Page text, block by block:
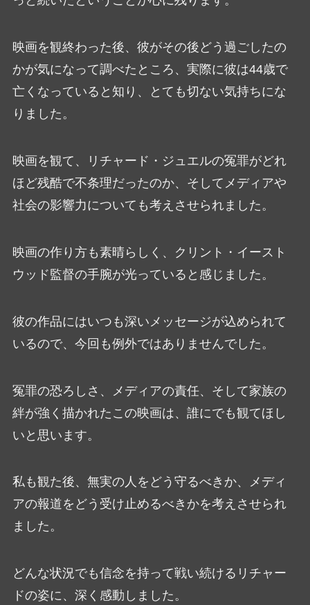
映画を観終わった後、彼がその後どう過ごしたの
かが気になって調べたところ、実際に彼は44歳で
亡くなっていると知り、とても切ない気持ちにな
りました。
映画を観て、リチャード・ジュエルの冤罪がどれ
ほど残酷で不条理だったのか、そしてメディアや
社会の影響力についても考えさせられました。
映画の作り方も素晴らしく、クリント・イースト
ウッド監督の手腕が光っていると感じました。
彼の作品にはいつも深いメッセージが込められて
いるので、今回も例外ではありませんでした。
冤罪の恐ろしさ、メディアの責任、そして家族の
絆が強く描かれたこの映画は、誰にでも観てほし
いと思います。
私も観た後、無実の人をどう守るべきか、メディ
アの報道をどう受け止めるべきかを考えさせられ
ました。
どんな状況でも信念を持って戦い続けるリチャー
ドの姿に、深く感動しました。